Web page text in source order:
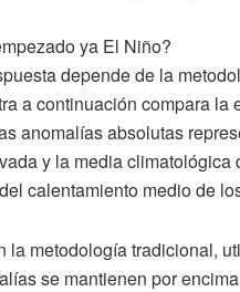
ya El Niño?
depende de la
a continuación compara
anomalías absolutas
y la media
calentamiento medio de
la metodología tradicional,
se mantienen por